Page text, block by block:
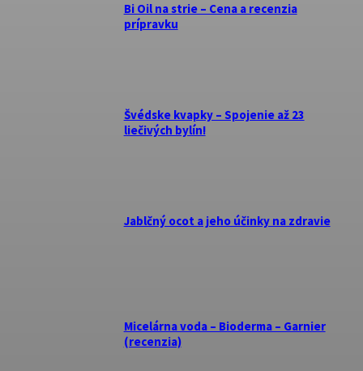
Bi Oil na strie – Cena a recenzia
prípravku
Švédske kvapky – Spojenie až 23
liečivých bylín!
Jablčný ocot a jeho účinky na zdravie
Micelárna voda – Bioderma – Garnier
(recenzia)